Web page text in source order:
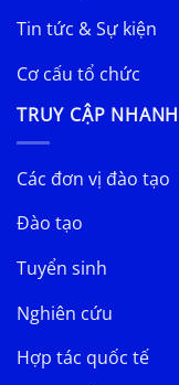
Tin tức & Sự kiện
Cơ cấu tổ chức
TRUY CẬP NHANH
Các đơn vị đào tạo
Đào tạo
Tuyển sinh
Nghiên cứu
Hợp tác quốc tế